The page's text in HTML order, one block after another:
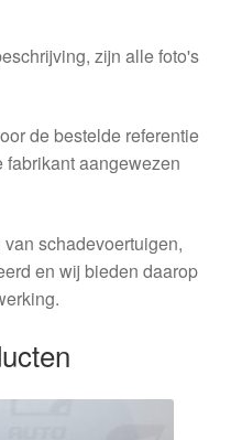
zijn alle foto's
de bestelde referentie
fabrikant aangewezen
schadevoertuigen,
en wij bieden daarop